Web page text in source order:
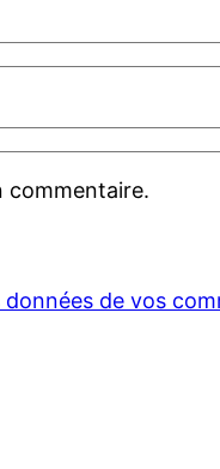
commentaire.
de vos